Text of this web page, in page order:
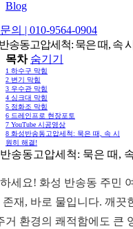
Blog
의 | 010-9564-0904
송동고압세척: 묵은 때, 속
목차 숨기기
1 하수구 막힘
2 변기 막힘
3 우수관 막힘
4 싱크대 막힘
5 정화조 막힘
6 드레인프로 현장포토
7 YouTube 시공영상
8 화성반송동고압세척: 묵은 때, 속 시
원히 해결!
송동고압세척: 묵은 때,
세요! 화성 반송동 주민
존재, 바로 물입니다. 깨끗
거 환경의 쾌적함에도 큰